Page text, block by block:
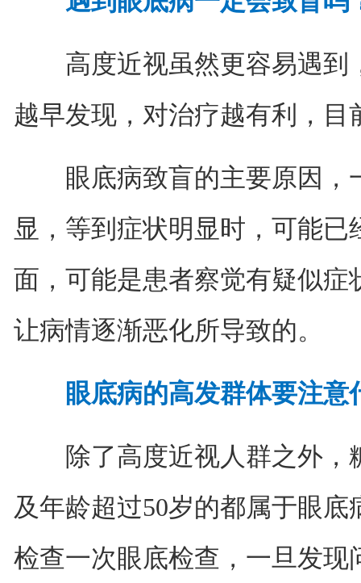
高度近视虽然更容易遇到
越早发现，对治疗越有利，
眼底病致盲的主要原因，
显，等到症状明显时，可能
面，可能是患者察觉有疑似
让病情逐渐恶化所导致的。
眼底病的高发群体要注意
除了高度近视人群之外，
及年龄超过50岁的都属于眼
检查一次眼底检查，一旦发现